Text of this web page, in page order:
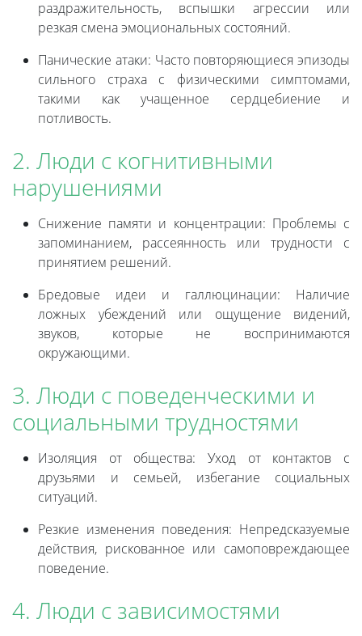
раздражительность, вспышки агрессии или
резкая смена эмоциональных состояний.
Панические атаки: Часто повторяющиеся эпизоды
сильного страха с физическими симптомами,
такими как учащенное сердцебиение и
потливость.
2. Люди с когнитивными
нарушениями
Снижение памяти и концентрации: Проблемы с
запоминанием, рассеянность или трудности с
принятием решений.
Бредовые идеи и галлюцинации: Наличие
ложных убеждений или ощущение видений,
звуков, которые не воспринимаются
окружающими.
3. Люди с поведенческими и
социальными трудностями
Изоляция от общества: Уход от контактов с
друзьями и семьей, избегание социальных
ситуаций.
Резкие изменения поведения: Непредсказуемые
действия, рискованное или самоповреждающее
поведение.
4. Люди с зависимостями